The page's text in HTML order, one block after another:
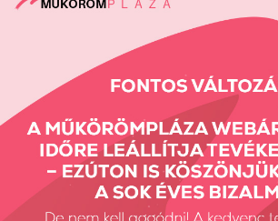
Nail Protector
Körömerősítő...
9900 Ft 6930 Ft
Xtreme Hard -
1190 Ft